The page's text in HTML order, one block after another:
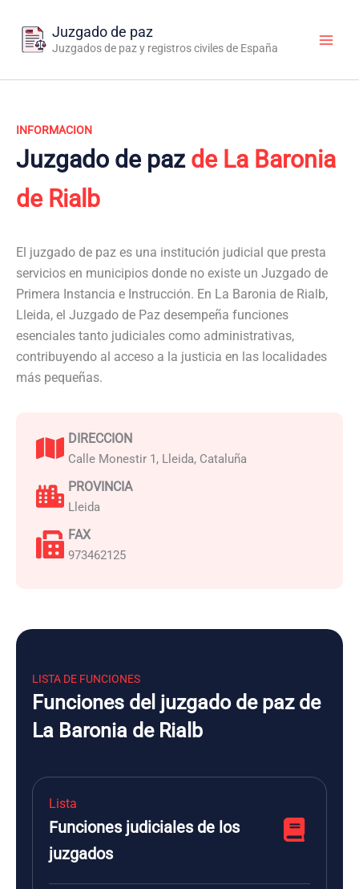
contenido
Juzgado de paz
Juzgados de paz y registros civiles de España
INFORMACION
Juzgado de paz de La Baronia
de Rialb
El juzgado de paz es una institución judicial que presta
servicios en municipios donde no existe un Juzgado de
Primera Instancia e Instrucción. En La Baronia de Rialb,
Lleida, el Juzgado de Paz desempeña funciones
esenciales tanto judiciales como administrativas,
contribuyendo al acceso a la justicia en las localidades
más pequeñas.
DIRECCION
Calle Monestir 1, Lleida, Cataluña
PROVINCIA
Lleida
FAX
973462125
LISTA DE FUNCIONES
Funciones del juzgado de paz de
La Baronia de Rialb
Lista
Funciones judiciales de los
juzgados